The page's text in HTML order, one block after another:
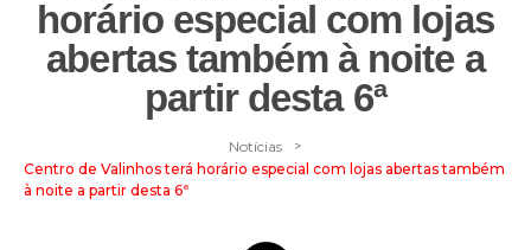
horário especial com lojas
abertas também à noite a
partir desta 6ª
Notícias >
Centro de Valinhos terá horário especial com lojas abertas também
à noite a partir desta 6ª